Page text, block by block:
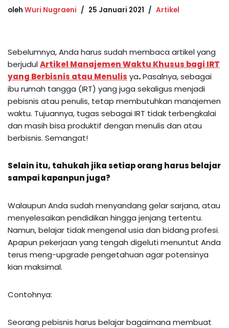
oleh Wuri Nugraeni 25 Januari 2021 Artikel
Sebelumnya, Anda harus sudah membaca artikel yang
berjudulArtikel Manajemen Waktu Khusus bagi IRT
yang Berbisnis atau Menulis ya.Pasalnya, sebagai
ibu rumah tangga (IRT) yang juga sekaligus menjadi
pebisnis atau penulis, tetap membutuhkan manajemen
waktu. Tujuannya, tugas sebagai IRT tidak terbengkalai
dan masih bisa produktif dengan menulis dan atau
berbisnis. Semangat!
Selain itu, tahukah jika setiap orang harus belajar
sampai kapanpun juga?
Walaupun Anda sudah menyandang gelar sarjana, atau
menyelesaikan pendidikan hingga jenjang tertentu.
Namun, belajar tidak mengenal usia dan bidang profesi.
Apapun pekerjaan yang tengah digeluti menuntut Anda
terus meng-upgrade pengetahuan agar potensinya
kian maksimal.
Contohnya:
Seorang pebisnis harus belajar bagaimana membuat